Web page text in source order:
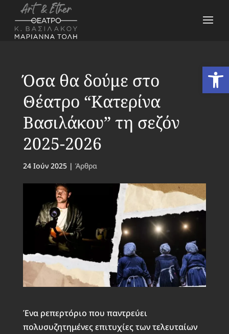
Όσα θα δούμε στο
Θέατρο “Κατερίνα
Βασιλάκου” τη σεζόν
2025-2026
24 Ιούν 2025| Άρθρα
Ένα ρεπερτόριο που παντρεύει
πολυσυζητημένες επιτυχίες των τελευταίων